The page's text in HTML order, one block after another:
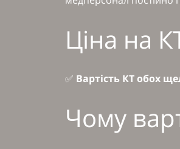
Ціна на
✅ Вартість КТ обох
Чому